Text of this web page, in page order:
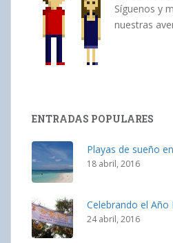
Síguenos y
nuestras
ENTRADAS POPULARES
Playas de sueño
18 abril, 2016
Celebrando el
24 abril, 2016